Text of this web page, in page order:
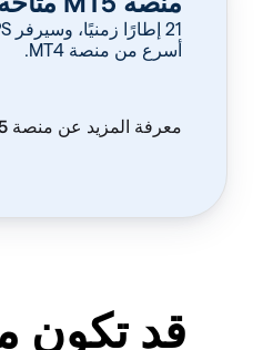
أسرع من منصة MT4.
قد تكون